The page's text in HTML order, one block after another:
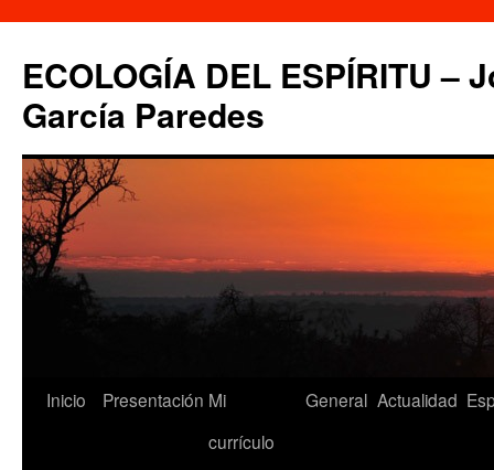
contenido
ECOLOGÍA DEL ESPÍRITU –
García Paredes
Inicio Presentación Mi
currículo
General Actualidad